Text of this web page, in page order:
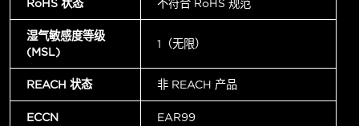
RoHS 状态 不符合 RoHS 规范
湿气敏感度等级
(MSL)
1（无限）
REACH 状态 非 REACH 产品
ECCN EAR99